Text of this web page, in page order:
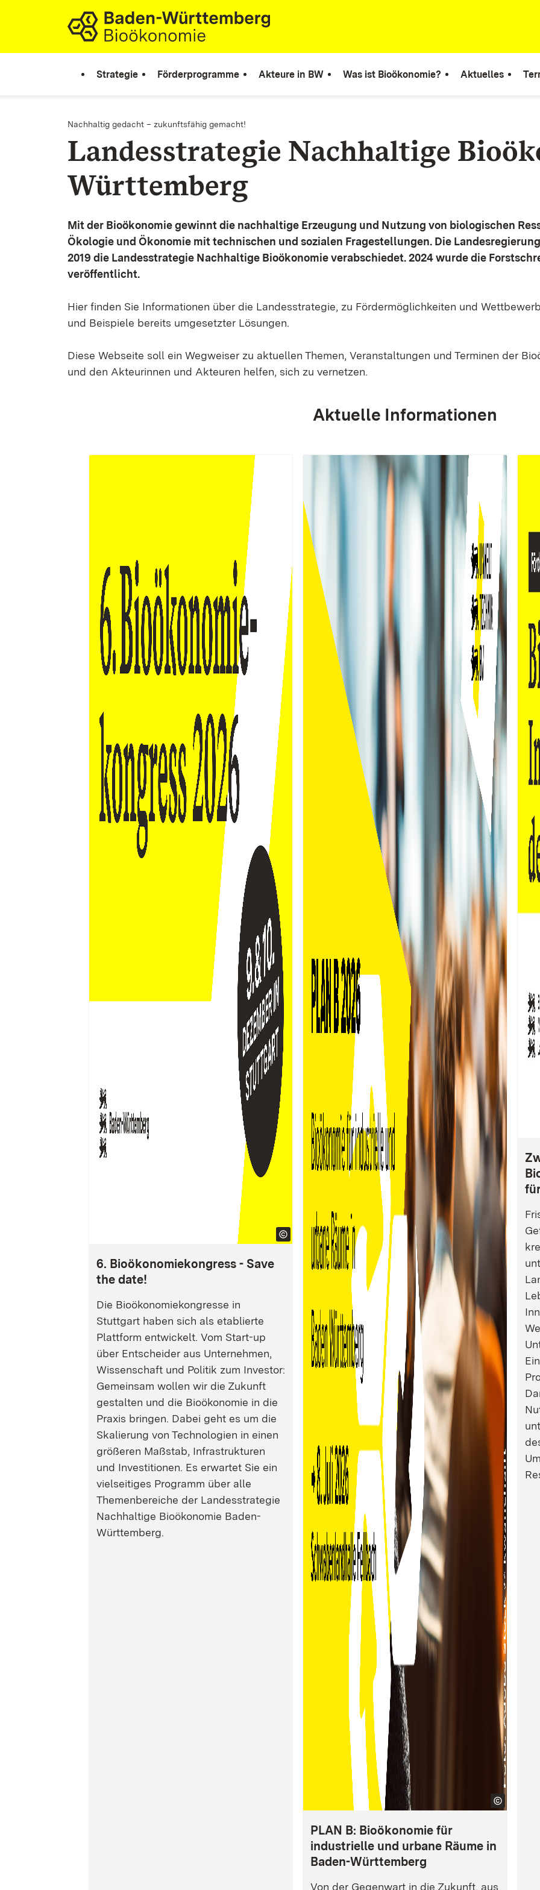
Zum Inhalt springen
Link zur Startseite
Strategie Förderprogramme Akteure in BW Was ist Bioökonomie? Aktuelles
Nachhaltig gedacht – zukunftsfähig gemacht!
Landesstrategie Nachhaltige
Württemberg
Mit der Bioökonomie gewinnt die nachhaltige Erzeugung und Nutzung von biologischen
Ökologie und Ökonomie mit technischen und sozialen Fragestellungen. Die
2019 die Landesstrategie Nachhaltige Bioökonomie verabschiedet. 2024 wurde die
veröffentlicht.
Hier finden Sie Informationen über die Landesstrategie, zu Fördermöglichkeiten und
und Beispiele bereits umgesetzter Lösungen.
Diese Webseite soll ein Wegweiser zu aktuellen Themen, Veranstaltungen und Terminen der
und den Akteurinnen und Akteuren helfen, sich zu vernetzen.
Aktuelle Informationen
6. Bioökonomiekongress - Save
the date!
Die Bioökonomiekongresse in
Stuttgart haben sich als etablierte
Plattform entwickelt. Vom Start-up
über Entscheider aus Unternehmen,
Wissenschaft und Politik zum Investor:
Gemeinsam wollen wir die Zukunft
gestalten und die Bioökonomie in die
Praxis bringen. Dabei geht es um die
Skalierung von Technologien in einen
größeren Maßstab, Infrastrukturen
und Investitionen. Es erwartet Sie ein
vielseitiges Programm über alle
Themenbereiche der Landesstrategie
Nachhaltige Bioökonomie Baden-
Württemberg.
PLAN B: Bioökonomie für
industrielle und urbane Räume in
Baden-Württemberg
Von der Gegenwart in die Zukunft, aus